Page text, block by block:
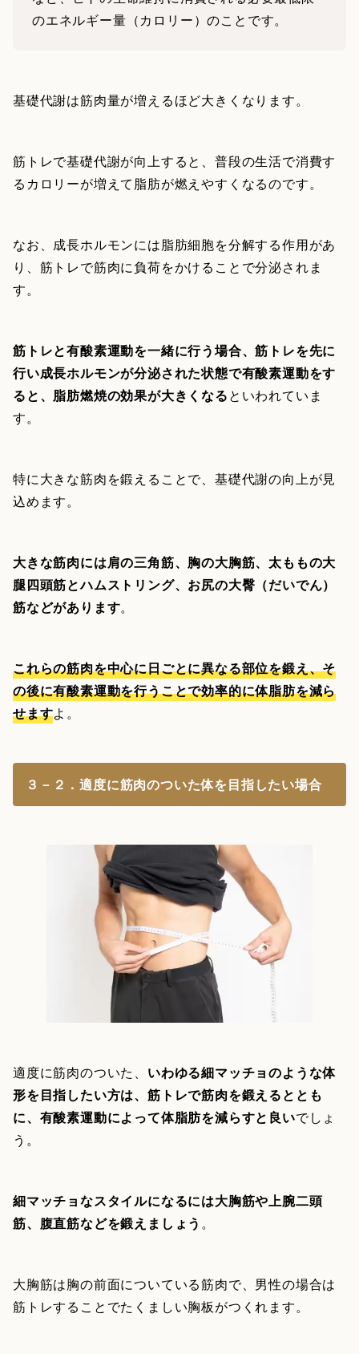
のエネルギー量（カロリー）のことです。
基礎代謝は筋肉量が増えるほど大きくなります。
筋トレで基礎代謝が向上すると、普段の生活で消費す
るカロリーが増えて脂肪が燃えやすくなるのです。
なお、成長ホルモンには脂肪細胞を分解する作用があ
り、筋トレで筋肉に負荷をかけることで分泌されま
す。
筋トレと有酸素運動を一緒に行う場合、筋トレを先に
行い成長ホルモンが分泌された状態で有酸素運動をす
ると、脂肪燃焼の効果が大きくなるといわれていま
す。
特に大きな筋肉を鍛えることで、基礎代謝の向上が見
込めます。
大きな筋肉には肩の三角筋、胸の大胸筋、太ももの大
腿四頭筋とハムストリング、お尻の大臀（だいでん）
筋などがあります。
これらの筋肉を中心に日ごとに異なる部位を鍛え、そ
の後に有酸素運動を行うことで効率的に体脂肪を減ら
せますよ。
３－２．適度に筋肉のついた体を目指したい場合
適度に筋肉のついた、 いわゆる細マッチョのような体
形を目指したい方は、筋トレで筋肉を鍛えるととも
に、有酸素運動によって体脂肪を減らすと良いでしょ
う。
細マッチョなスタイルになるには大胸筋や上腕二頭
筋、腹直筋などを鍛えましょう 。
大胸筋は胸の前面についている筋肉で、男性の場合は
筋トレすることでたくましい胸板がつくれます。